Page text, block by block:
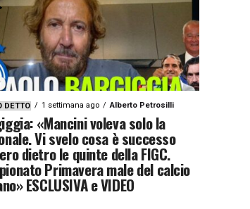
DETTO 1 settimana ago Alberto Petrosilli
«Mancini voleva solo la
Vi svelo cosa è successo
dietro le quinte della FIGC.
Primavera male del calcio
ESCLUSIVA e VIDEO